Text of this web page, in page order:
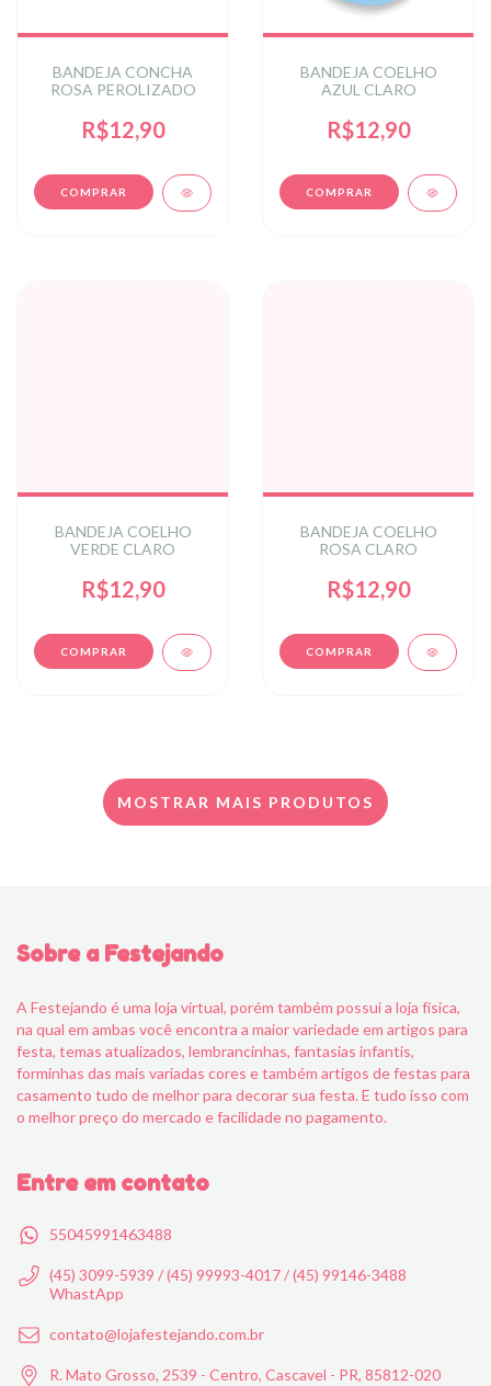
BANDEJA CONCHA
ROSA PEROLIZADO
R$12,90
BANDEJA COELHO
AZUL CLARO
R$12,90
BANDEJA COELHO
VERDE CLARO
R$12,90
BANDEJA COELHO
ROSA CLARO
R$12,90
MOSTRAR MAIS PRODUTOS
Sobre a Festejando
A Festejando é uma loja virtual, porém também possui a loja física,
na qual em ambas você encontra a maior variedade em artigos para
festa, temas atualizados, lembrancinhas, fantasias infantis,
forminhas das mais variadas cores e também artigos de festas para
casamento tudo de melhor para decorar sua festa. E tudo isso com
o melhor preço do mercado e facilidade no pagamento.
Entre em contato
55045991463488
(45) 3099-5939 / (45) 99993-4017 / (45) 99146-3488
WhastApp
contato@lojafestejando.com.br
R. Mato Grosso, 2539 - Centro, Cascavel - PR, 85812-020